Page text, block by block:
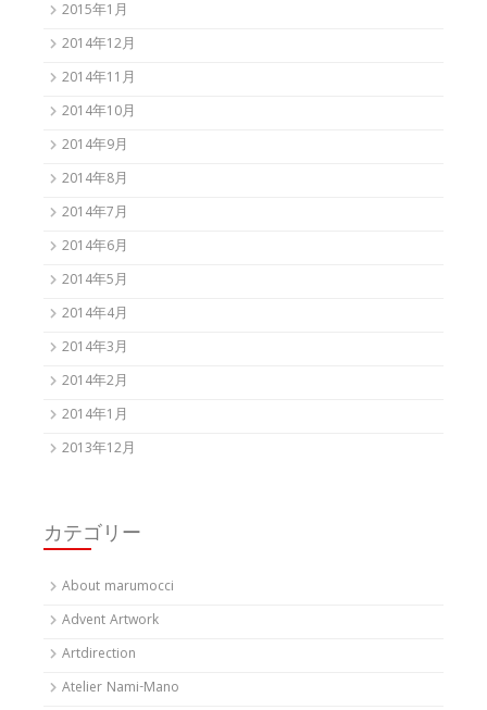
2015年1月
2014年12月
2014年11月
2014年10月
2014年9月
2014年8月
2014年7月
2014年6月
2014年5月
2014年4月
2014年3月
2014年2月
2014年1月
2013年12月
カテゴリー
About marumocci
Advent Artwork
Artdirection
Atelier Nami-Mano